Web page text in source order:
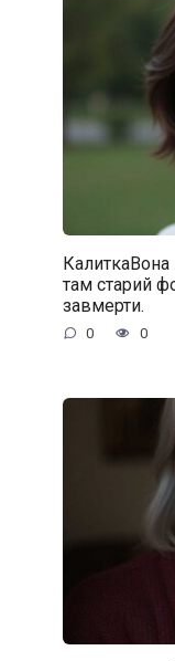
КалиткаВона
там старий
завмерти.
0 0